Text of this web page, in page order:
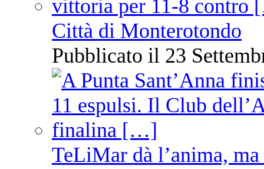
Città di Monterotondo
Pubblicato il 23
TeLiMar dà l’anima,